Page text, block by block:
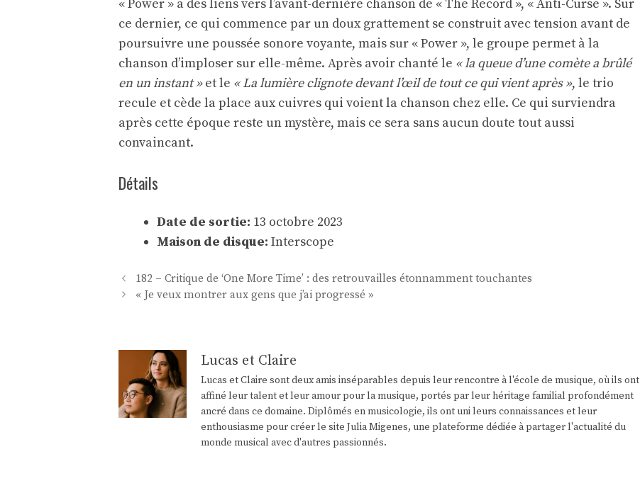
« Power » a des liens vers l’avant-dernière chanson de « The Record », « Anti-Curse ». Sur
ce dernier, ce qui commence par un doux grattement se construit avec tension avant de
poursuivre une poussée sonore voyante, mais sur « Power », le groupe permet à la
chanson d’imploser sur elle-même. Après avoir chanté le « la queue d’une comète a brûlé
en un instant »et le « La lumière clignote devant l’œil de tout ce qui vient après », le trio
recule et cède la place aux cuivres qui voient la chanson chez elle. Ce qui surviendra
après cette époque reste un mystère, mais ce sera sans aucun doute tout aussi
convaincant.
Détails
Date de sortie: 13 octobre 2023
Maison de disque: Interscope
Navigation
des
182 – Critique de ‘One More Time’ : des retrouvailles étonnamment touchantes
« Je veux montrer aux gens que j’ai progressé »
Lucas et Claire
Lucas et Claire sont deux amis inséparables depuis leur rencontre à l'école de musique, où ils ont
affiné leur talent et leur amour pour la musique, portés par leur héritage familial profondément
ancré dans ce domaine. Diplômés en musicologie, ils ont uni leurs connaissances et leur
enthousiasme pour créer le site Julia Migenes, une plateforme dédiée à partager l'actualité du
monde musical avec d'autres passionnés.